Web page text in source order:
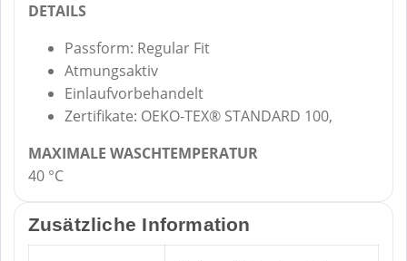
DETAILS
Passform: Regular Fit
Atmungsaktiv
Einlaufvorbehandelt
Zertifikate: OEKO-TEX® STANDARD 100,
MAXIMALE WASCHTEMPERATUR
40 °C
Zusätzliche Information